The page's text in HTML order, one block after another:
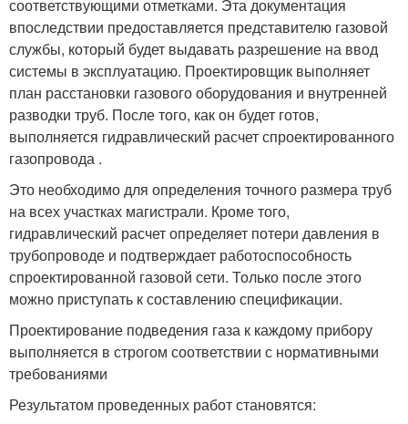
соответствующими отметками. Эта документация
впоследствии предоставляется представителю газовой
службы, который будет выдавать разрешение на ввод
системы в эксплуатацию. Проектировщик выполняет
план расстановки газового оборудования и внутренней
разводки труб. После того, как он будет готов,
выполняется гидравлический расчет спроектированного
газопровода .
Это необходимо для определения точного размера труб
на всех участках магистрали. Кроме того,
гидравлический расчет определяет потери давления в
трубопроводе и подтверждает работоспособность
спроектированной газовой сети. Только после этого
можно приступать к составлению спецификации.
Проектирование подведения газа к каждому прибору
выполняется в строгом соответствии с нормативными
требованиями
Результатом проведенных работ становятся: